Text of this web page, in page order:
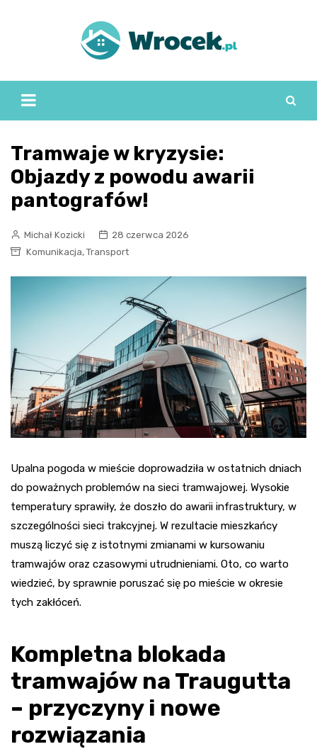
Tramwaje w kryzysie:
Objazdy z powodu awarii
pantografów!
Michał Kozicki
28 czerwca 2026
Komunikacja, Transport
Upalna pogoda w mieście doprowadziła w ostatnich dniach
do poważnych problemów na sieci tramwajowej. Wysokie
temperatury sprawiły, że doszło do awarii infrastruktury, w
szczególności sieci trakcyjnej. W rezultacie mieszkańcy
muszą liczyć się z istotnymi zmianami w kursowaniu
tramwajów oraz czasowymi utrudnieniami. Oto, co warto
wiedzieć, by sprawnie poruszać się po mieście w okresie
tych zakłóceń.
Kompletna blokada
tramwajów na Traugutta
– przyczyny i nowe
rozwiązania